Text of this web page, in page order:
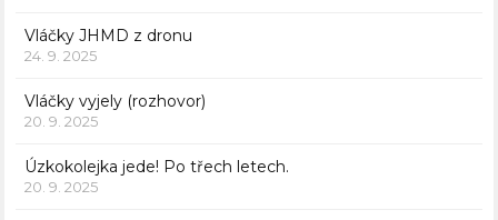
Vláčky JHMD z dronu
24. 9. 2025
Vláčky vyjely (rozhovor)
20. 9. 2025
Úzkokolejka jede! Po třech letech.
20. 9. 2025